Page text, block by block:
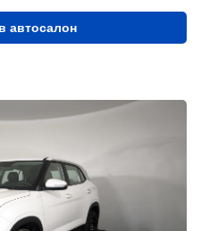
автосалон